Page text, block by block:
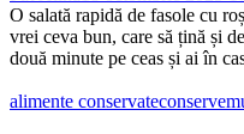
O salată rapidă de fasole cu
vrei ceva bun, care să țină și
două minute pe ceas și ai în
alimente conservateconserve